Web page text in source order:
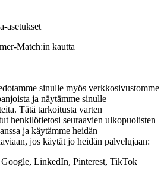
asetukset
Match:in kautta
sinulle myös verkkosivustomme
ja näytämme sinulle
Tätä tarkoitusta varten
henkilötietosi seuraavien ulkopuolisten
ja käytämme heidän
jos käytät jo heidän palvelujaan:
LinkedIn, Pinterest, TikTok